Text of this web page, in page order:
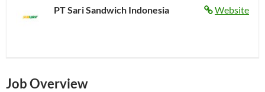
Website
PT Sari Sandwich Indonesia
Job Overview